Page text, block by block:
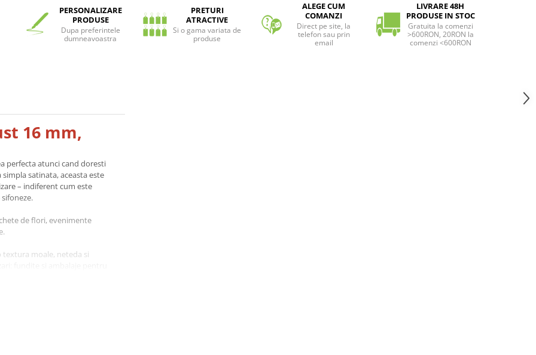
PERSONALIZARE
PRODUSE
Dupa preferintele
dumneavoastra
PRETURI
ATRACTIVE
Si o gama variata de
produse
ALEGE CUM
COMANZI
Direct pe site, la
telefon sau prin
email
LIVRARE 48H
PRODUSE IN STOC
Gratuita la comenzi
>600RON, 20RON la
comenzi <600RON
16 mm,
perfecta atunci cand doresti
satinata, aceasta este
– indiferent cum este
de flori, evenimente
textura moale, neteda si
florale, proiecte de
mm, 38 mm) si o paleta